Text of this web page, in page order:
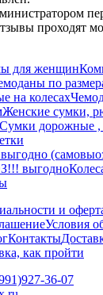
проходят
для женщин
по
на колесах
Женские сумки,
Сумки дорожные ,
выгодно
и
Условия
Контакты
как пройти
36-07